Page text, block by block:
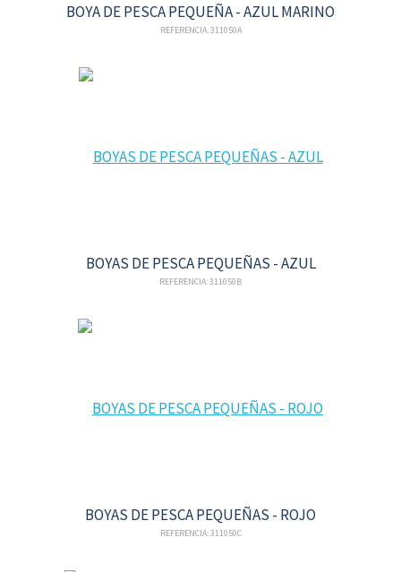
BOYA DE PESCA PEQUEÑA - AZUL MARINO
REFERENCIA: 311050A
BOYAS DE PESCA PEQUEÑAS - AZUL
REFERENCIA: 311050B
BOYAS DE PESCA PEQUEÑAS - ROJO
REFERENCIA: 311050C